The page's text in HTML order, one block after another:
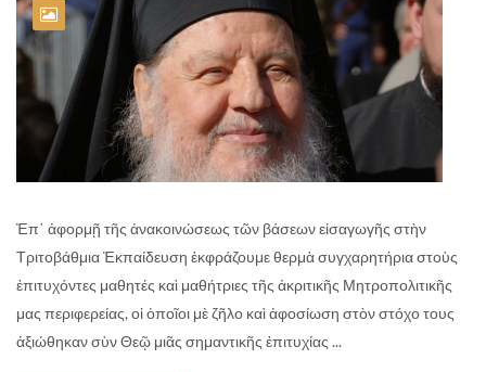
Ἐπ᾽ ἀφορμῇ τῆς ἀνακοινώσεως τῶν βάσεων εἰσαγωγῆς στὴν
Τριτοβάθμια Ἐκπαίδευση ἐκφράζουμε θερμὰ συγχαρητήρια στοὺς
ἐπιτυχόντες μαθητές καὶ μαθήτριες τῆς ἀκριτικῆς Μητροπολιτικῆς
μας περιφερείας, οἱ ὁποῖοι μὲ ζῆλο καὶ ἀφοσίωση στὸν στόχο τους
ἀξιώθηκαν σὺν Θεῷ μιᾶς σημαντικῆς ἐπιτυχίας ...